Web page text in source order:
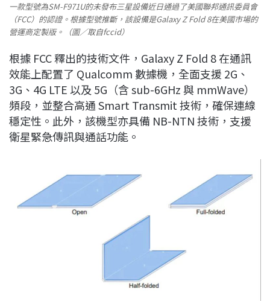
一款型號為SM-F971U的未發布三星設備近日通過了美國聯邦通訊委員會
（FCC）的認證。根據型號推斷，該設備是Galaxy Z Fold 8在美國市場的
營運商定製版。（圖／取自fccid）
根據 FCC 釋出的技術文件，Galaxy Z Fold 8 在通訊
效能上配置了 Qualcomm 數據機，全面支援 2G、
3G、4G LTE 以及 5G（含 sub-6GHz 與 mmWave）
頻段，並整合高通 Smart Transmit 技術，確保連線
穩定性。此外，該機型亦具備 NB-NTN 技術，支援
衛星緊急傳訊與通話功能。